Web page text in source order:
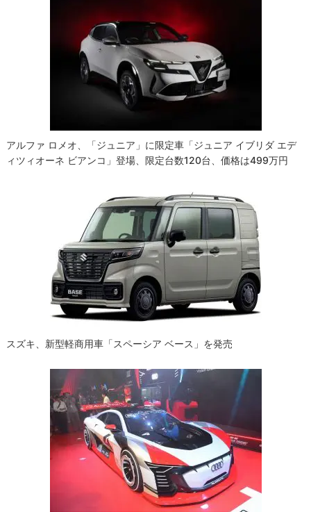
アルファ ロメオ、「ジュニア」に限定車「ジュニア イブリダ エデ
ィツィオーネ ビアンコ」登場、限定台数120台、価格は499万円
スズキ、新型軽商用車「スペーシア ベース」を発売